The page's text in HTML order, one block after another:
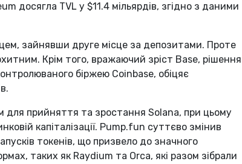
досягла TVL у $11.4 мільярдів, згідно з даними
зайнявши друге місце за депозитами. Проте
Крім того, вражаючий зріст Base, рішення
біржею Coinbase, обіцяє
для прийняття та зростання Solana, при цьому
капіталізації. Pump.fun суттєво змінив
токенів, що призвело до значного
таких як Raydium та Orca, які разом зібрали